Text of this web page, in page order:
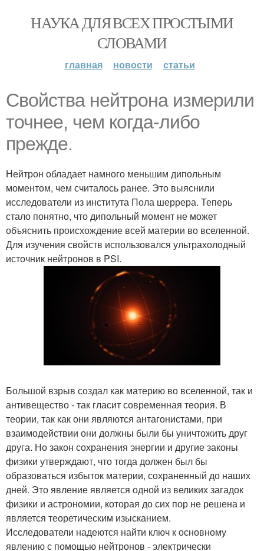
НАУКА ДЛЯ ВСЕХ ПРОСТЫМИ
СЛОВАМИ
главная новости статьи
Свойства нейтрона измерили
точнее, чем когда-либо
прежде.
Нейтрон обладает намного меньшим дипольным
моментом, чем считалось ранее. Это выяснили
исследователи из института Пола шеррера. Теперь
стало понятно, что дипольный момент не может
объяснить происхождение всей материи во вселенной.
Для изучения свойств использовался ультрахолодный
источник нейтронов в PSI.
Большой взрыв создал как материю во вселенной, так и
антивещество - так гласит современная теория. В
теории, так как они являются антагонистами, при
взаимодействии они должны были бы уничтожить друг
друга. Но закон сохранения энергии и другие законы
физики утверждают, что тогда должен был бы
образоваться избыток материи, сохраненный до наших
дней. Это явление является одной из великих загадок
физики и астрономии, которая до сих пор не решена и
является теоретическим изысканием.
Исследователи надеются найти ключ к основному
явлению с помощью нейтронов - электрически